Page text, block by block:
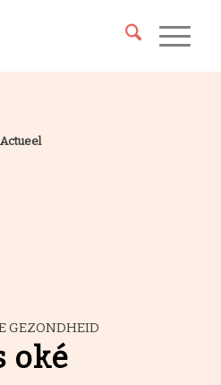
Actueel
GEZONDHEID
oké